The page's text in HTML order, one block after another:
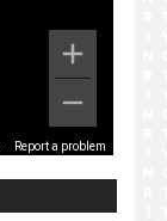
Report a problem